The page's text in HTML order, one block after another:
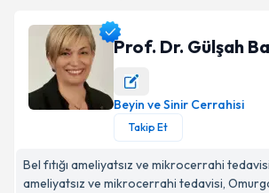
Prof. Dr. Gülşah Bademci Profil Fotoğrafı
Prof. Dr. Gülşah
Beyin ve Sinir Cerrahisi
Takip Et
Bel fıtığı ameliyatsız ve mikrocerrahi
ameliyatsız ve mikrocerrahi tedavisi,